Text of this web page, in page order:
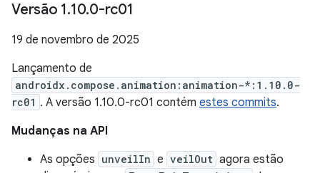
Versão 1.10.0-rc01
19 de novembro de 2025
Lançamento de
androidx.compose.animation:animation-*:1.10.0-
rc01 . A versão 1.10.0-rc01 contém estes commits.
Mudanças na API
As opções unveilIn e veilOut agora estão